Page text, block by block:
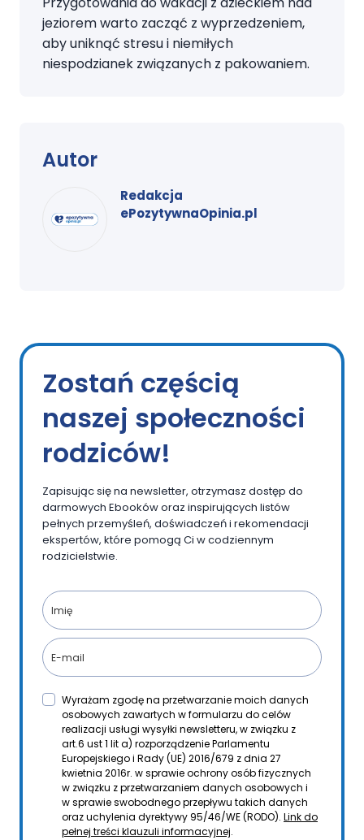
jeziorem warto zacząć z wyprzedzeniem,
aby uniknąć stresu i niemiłych
niespodzianek związanych z pakowaniem.
Autor
Redakcja
ePozytywnaOpinia.pl
Zostań częścią
naszej społeczności
rodziców!
Zapisując się na newsletter, otrzymasz dostęp do
darmowych Ebooków oraz inspirujących listów
pełnych przemyśleń, doświadczeń i rekomendacji
ekspertów, które pomogą Ci w codziennym
rodzicielstwie.
Wyrażam zgodę na przetwarzanie moich danych
osobowych zawartych w formularzu do celów
realizacji usługi wysyłki newsletteru, w związku z
art.6 ust 1 lit a) rozporządzenie Parlamentu
Europejskiego i Rady (UE) 2016/679 z dnia 27
kwietnia 2016r. w sprawie ochrony osób fizycznych
w związku z przetwarzaniem danych osobowych i
w sprawie swobodnego przepływu takich danych
oraz uchylenia dyrektywy 95/46/WE (RODO). Link do
pełnej treści klauzuli informacyjnej.